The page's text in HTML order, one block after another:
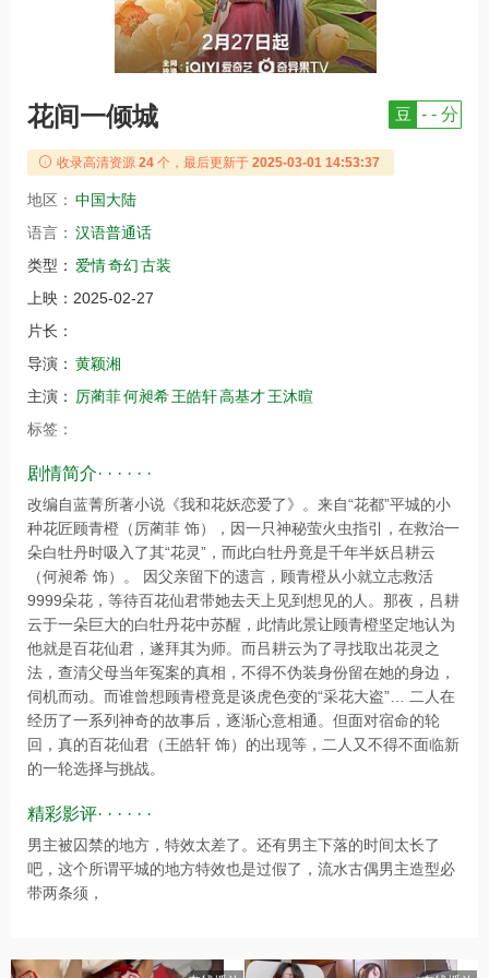
花间一倾城 豆 - - 分
收录高清资源 24 个，最后更新于 2025-03-01 14:53:37
地区： 中国大陆
语言： 汉语普通话
类型： 爱情奇幻古装
上映： 2025-02-27
片长：
导演： 黄颖湘
主演：
厉蔺菲何昶希王皓轩高基才王沐暄
标签：
剧情简介· · · · · ·
改编自蓝菁所著小说《我和花妖恋爱了》。来自“花都”平城的小
种花匠顾青橙（厉蔺菲 饰），因一只神秘萤火虫指引，在救治一
朵白牡丹时吸入了其“花灵”，而此白牡丹竟是千年半妖吕耕云
（何昶希 饰）。 因父亲留下的遗言，顾青橙从小就立志救活
9999朵花，等待百花仙君带她去天上见到想见的人。那夜，吕耕
云于一朵巨大的白牡丹花中苏醒，此情此景让顾青橙坚定地认为
他就是百花仙君，遂拜其为师。而吕耕云为了寻找取出花灵之
法，查清父母当年冤案的真相，不得不伪装身份留在她的身边，
伺机而动。而谁曾想顾青橙竟是谈虎色变的“采花大盗”… 二人在
经历了一系列神奇的故事后，逐渐心意相通。但面对宿命的轮
回，真的百花仙君（王皓轩 饰）的出现等，二人又不得不面临新
的一轮选择与挑战。
精彩影评· · · · · ·
男主被囚禁的地方，特效太差了。还有男主下落的时间太长了
吧，这个所谓平城的地方特效也是过假了，流水古偶男主造型必
带两条须，